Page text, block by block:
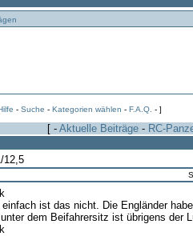
- Suche - Kategorien wählen - F.A.Q. - ]
[ - Aktuelle Beiträge - RC-
12,5
ist das nicht. Die Engländer
dem Beifahrersitz ist übrigens der